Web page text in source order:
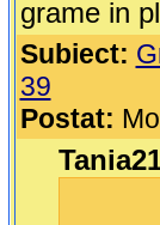
grame in
Subiect:
39
Postat: